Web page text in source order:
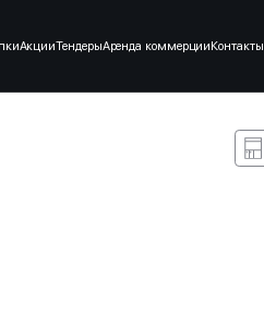
АкцииТендерыАренда коммерцииКонтакты